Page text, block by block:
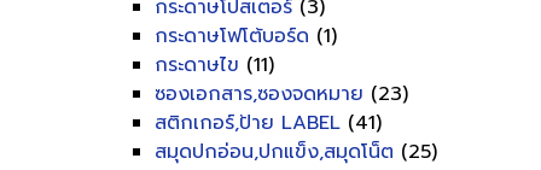
กระดาษโปสเตอร์ (3)
กระดาษโฟโต้บอร์ด (1)
กระดาษไข (11)
ซองเอกสาร,ซองจดหมาย (23)
สติกเกอร์,ป้าย LABEL (41)
สมุดปกอ่อน,ปกแข็ง,สมุดโน็ต (25)